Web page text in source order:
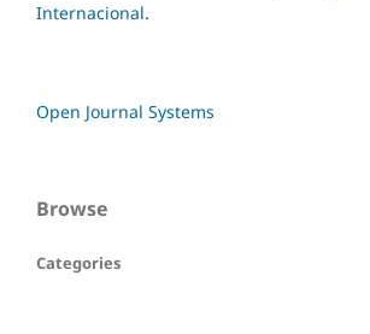
Internacional.
Open Journal Systems
Browse
Categories